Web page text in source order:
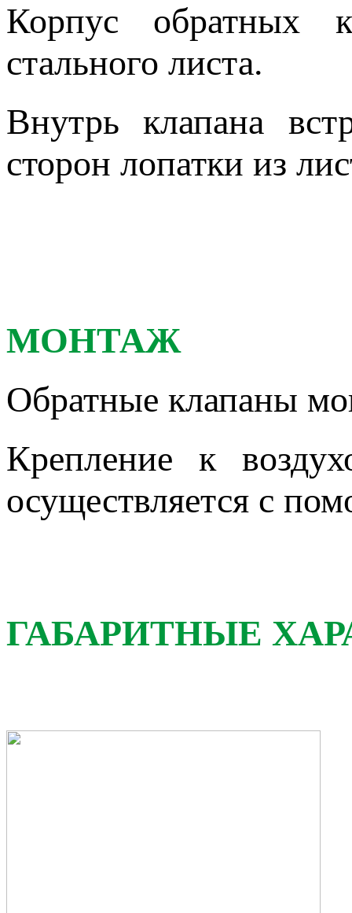
Корпус обратных
стального листа.
Внутрь клапана
сторон лопатки из
МОНТАЖ
Обратные клапаны
Крепление к
осуществляется с
ГАБАРИТНЫЕ